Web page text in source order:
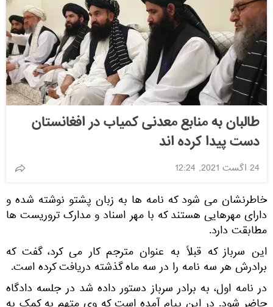
طالبان به منابع معدنی کمیاب در افغانستان
دست پیدا کرده اند
24 اگست 2021, 12:24
خاطرنشان می شود که نامه ها به زبان پشتو نوشته شده و
دارای مهرهایی هستند که با مهر اسناد و مدارک تروریست ها
مطابقت دارد.
این سرباز که قبلاً به عنوان مترجم کار می کرد، گفت که
برادرش هر سه نامه را در سه ماه گذشته دریافت کرده است.
در نامه اول، به برادر سرباز دستور داده شد در جلسه دادگاه